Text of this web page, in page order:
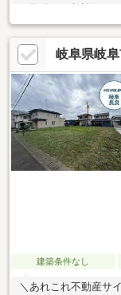
「岐北中学校前」停
築可能◆閑静な住宅
だけます。＝＝＝＝
＝「更地渡し」解体
す！＝＝＝＝＝＝＝
岐阜県岐
建築条件なし
＼あれこれ不動産サ